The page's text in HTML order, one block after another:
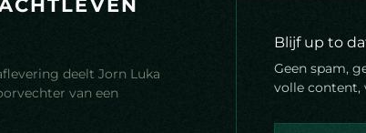
CHTLEVEN
deelt Jorn Luka
van een
Blijf up to
Geen spam,
volle content,